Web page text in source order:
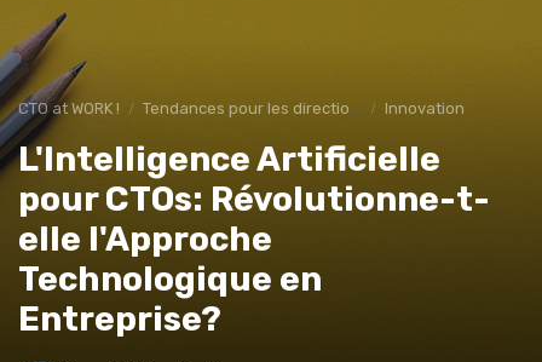
CTO at WORK ! Tendances pour les directions techniques Innovation
L'Intelligence Artificielle
pour CTOs: Révolutionne-t-
elle l'Approche
Technologique en
Entreprise?